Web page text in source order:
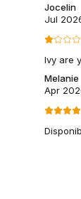
Jocelin
Jul
Ivy are
Melanie
Apr